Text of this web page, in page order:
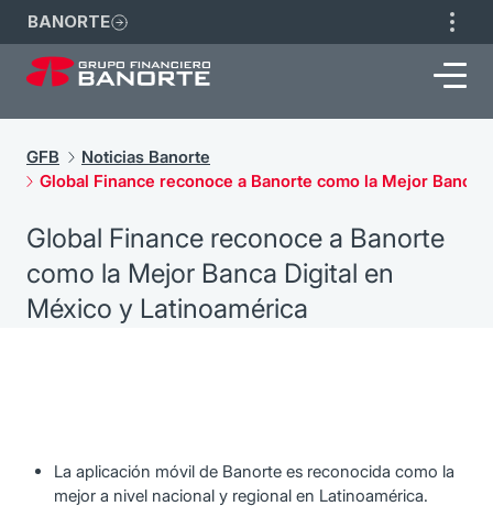
BANORTE
GFB
Noticias Banorte
Global Finance reconoce a Banorte como la Mejor Banca
Global Finance reconoce a Banorte
como la Mejor Banca Digital en
México y Latinoamérica
La aplicación móvil de Banorte es reconocida como la
mejor a nivel nacional y regional en Latinoamérica.